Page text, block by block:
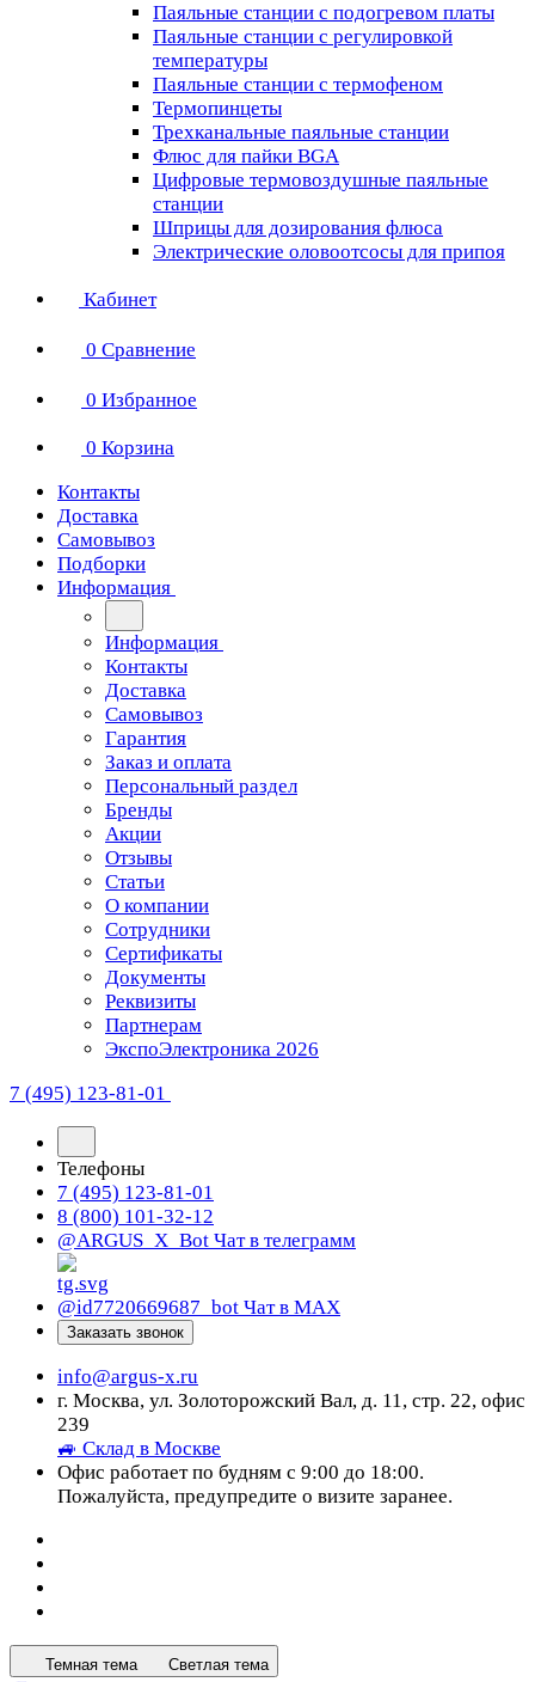
Паяльные станции с подогревом платы
Паяльные станции с регулировкой
температуры
Паяльные станции с термофеном
Термопинцеты
Трехканальные паяльные станции
Флюс для пайки BGA
Цифровые термовоздушные паяльные
станции
Шприцы для дозирования флюса
Электрические оловоотсосы для припоя
Кабинет
0 Сравнение
0 Избранное
0 Корзина
Контакты
Доставка
Самовывоз
Подборки
Информация
Информация
Контакты
Доставка
Самовывоз
Гарантия
Заказ и оплата
Персональный раздел
Бренды
Акции
Отзывы
Статьи
О компании
Сотрудники
Сертификаты
Документы
Реквизиты
Партнерам
ЭкспоЭлектроника 2026
7 (495) 123-81-01
Телефоны
7 (495) 123-81-01
8 (800) 101-32-12
@ARGUS_X_Bot Чат в телеграмм
@id7720669687_bot Чат в МАХ
Заказать звонок
info@argus-x.ru
г. Москва, ул. Золоторожский Вал, д. 11, стр. 22, офис
239
🚙 Склад в Москве
Офис работает по будням с 9:00 до 18:00.
Пожалуйста, предупредите о визите заранее.
Темная тема Светлая тема